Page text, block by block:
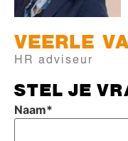
VEERLE
HR adviseur
STEL JE
Naam*